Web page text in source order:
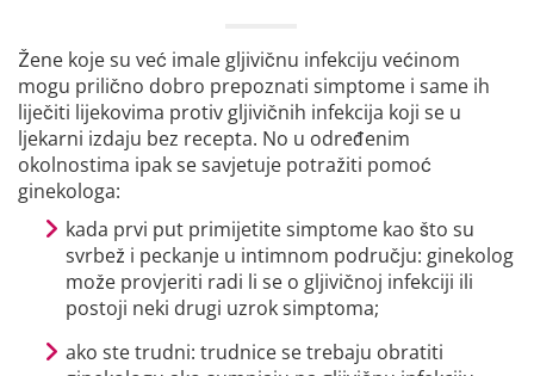
Žene koje su već imale gljivičnu infekciju većinom
mogu prilično dobro prepoznati simptome i same ih
liječiti lijekovima protiv gljivičnih infekcija koji se u
ljekarni izdaju bez recepta. No u određenim
okolnostima ipak se savjetuje potražiti pomoć
ginekologa:
kada prvi put primijetite simptome kao što su
svrbež i peckanje u intimnom području: ginekolog
može provjeriti radi li se o gljivičnoj infekciji ili
postoji neki drugi uzrok simptoma;
ako ste trudni: trudnice se trebaju obratiti